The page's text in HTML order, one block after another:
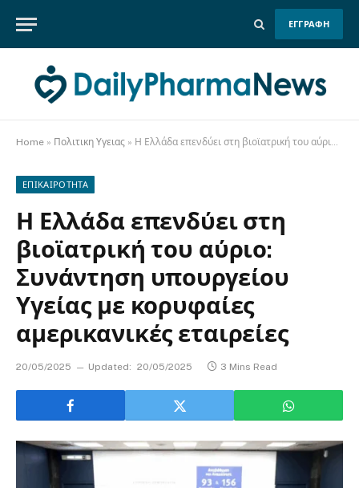
ΕΓΓΡΑΦΗ
Home » Πολιτικη Υγειας » Η Ελλάδα επενδύει στη βιοϊατρική του αύριο: Συνάντηση υπουργείου Υγείας με κορυφαίες αμερικανικές εταιρείες
ΕΠΙΚΑΙΡΟΤΗΤΑ
Η Ελλάδα επενδύει στη
βιοϊατρική του αύριο:
Συνάντηση υπουργείου
Υγείας με κορυφαίες
αμερικανικές εταιρείες
20/05/2025 Updated: 20/05/2025 3 Mins Read